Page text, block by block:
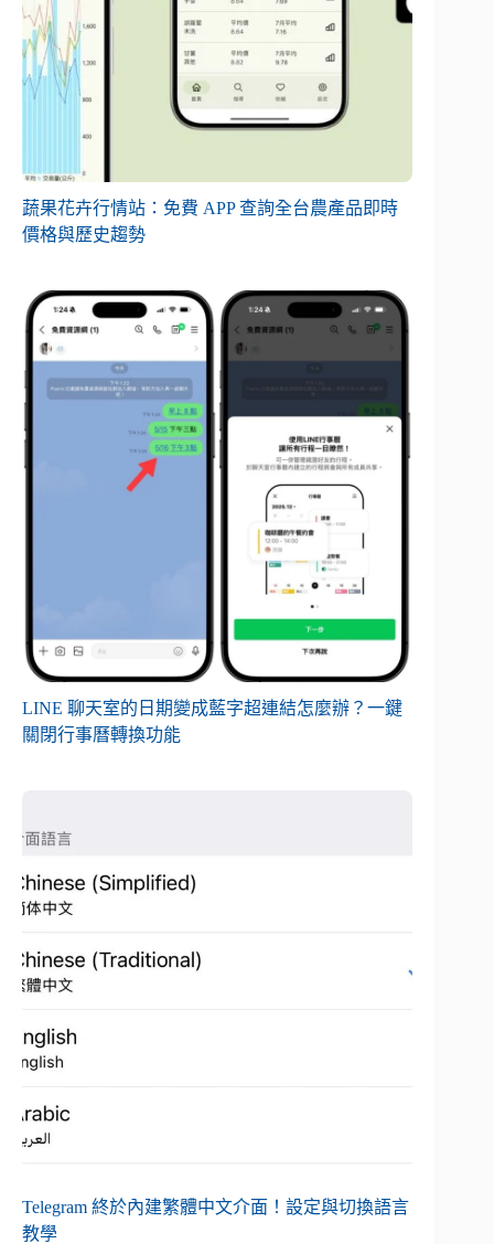
蔬果花卉行情站：免費 APP 查詢全台農產品即時
價格與歷史趨勢
LINE 聊天室的日期變成藍字超連結怎麼辦？一鍵
關閉行事曆轉換功能
Telegram 終於內建繁體中文介面！設定與切換語言
教學